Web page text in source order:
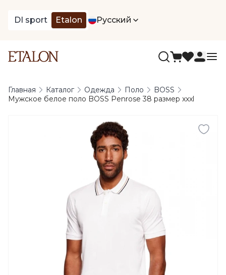
DI sport Etalon Русский
Главная Каталог Одежда Поло
BOSS
Мужское белое поло BOSS Penrose 38 размер xxxl